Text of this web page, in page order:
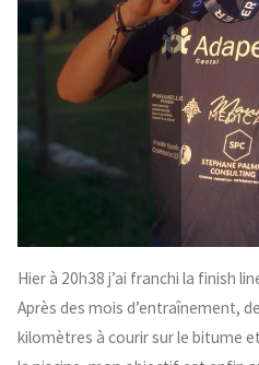
Hier à 20h38 j’ai franchi la finish
Après des mois d’entraînement,
kilomètres à courir sur le bitume